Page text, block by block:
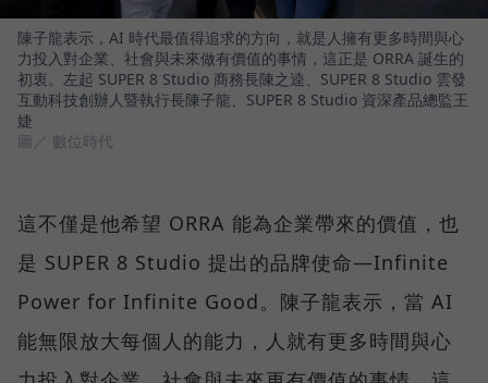
陳子龍表示，AI 時代最值得追求的方向，就是人擁有更多時間與心
力投入對企業、社會與未來做有價值的事情，這正是 ORRA 誕生的
初衷。左起 SUPER 8 Studio 商務長陳之逵、SUPER 8 Studio 雲發
互動科技創辦人暨執行長陳子龍、SUPER 8 Studio 資深產品總監王
婕
圖／ 數位時代
這不僅是他希望 ORRA 能為企業帶來的價值，也
是 SUPER 8 Studio 提出的品牌使命—Infinite
Power for Infinite Good。陳子龍表示，當 AI
能無限放大每個人的能力，人就有更多時間與心